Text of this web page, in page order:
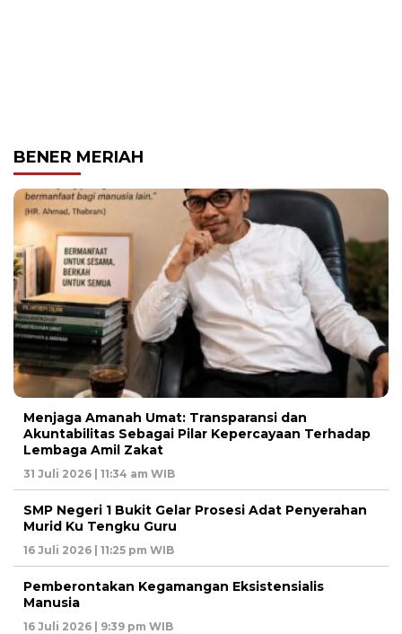
BENER MERIAH
Menjaga Amanah Umat: Transparansi dan
Akuntabilitas Sebagai Pilar Kepercayaan Terhadap
Lembaga Amil Zakat
31 Juli 2026 | 11:34 am WIB
SMP Negeri 1 Bukit Gelar Prosesi Adat Penyerahan
Murid Ku Tengku Guru
16 Juli 2026 | 11:25 pm WIB
Pemberontakan Kegamangan Eksistensialis
Manusia
16 Juli 2026 | 9:39 pm WIB